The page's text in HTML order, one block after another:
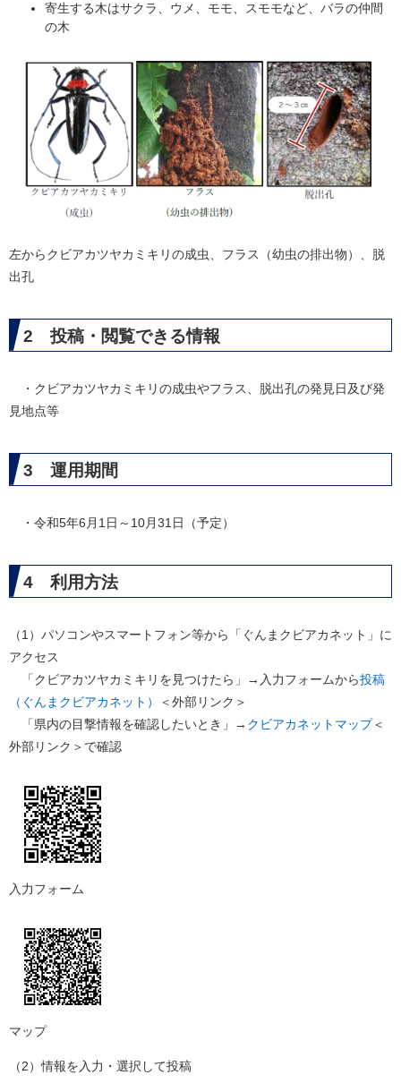
寄生する木はサクラ、ウメ、モモ、スモモなど、バラの仲間
の木
左からクビアカツヤカミキリの成虫、フラス（幼虫の排出物）、脱
出孔
2 投稿・閲覧できる情報
・クビアカツヤカミキリの成虫やフラス、脱出孔の発見日及び発
見地点等
3 運用期間
・令和5年6月1日～10月31日（予定）
4 利用方法
（1）パソコンやスマートフォン等から「ぐんまクビアカネット」に
アクセス
「クビアカツヤカミキリを見つけたら」→入力フォームから投稿
（ぐんまクビアカネット）
＜外部リンク＞
「県内の目撃情報を確認したいとき」→ クビアカネットマップ＜
外部リンク＞ で確認
入力フォーム
マップ
（2）情報を入力・選択して投稿